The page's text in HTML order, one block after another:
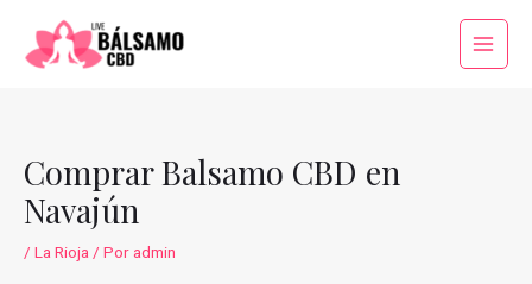
contenido
Main
Comprar Balsamo CBD en
Navajún
/ La Rioja / Poradmin